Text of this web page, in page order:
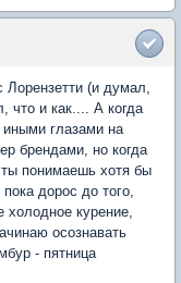
(и думал,
что и как.... А когда
глазами на
брендами, но когда
понимаешь хотя бы
дорос до того,
холодное курение,
осознавать
- пятница